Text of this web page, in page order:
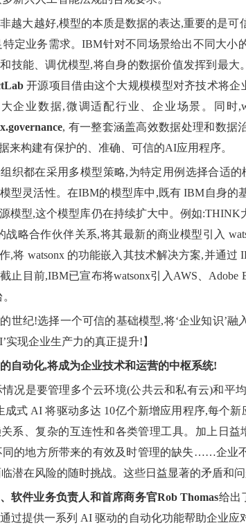
越大越好,模型的本质是数据的表达,重要的是可
定业务需求。IBM针对不同场景给出不同大小
技能、调优模型,将自身的数据价值发挥到最大
开源项目借由这个大规模模型对齐技术将企
企业数据,微调适配行业、企业场景。同时
, 有一整套涵盖高效数据处理和数据
来构建有保护的、准确、可信的AI应用程序。
织都在采用多模型策略,为特定用例选择合适
型灵活性。在IBM的模型库中,既有 IBM自身的
模型,这个模型库仍在持续扩大中。例如:THINK
战略合作伙伴关系,将其最新的商业模型引入
,将 watsonx 的功能嵌入其技术解决方案,并通过
止目前,IBM已宣布将watsonx引入AWS、Adobe
世纪!选择一个可信的基础模型,将‘企业知识’融
实现企业生产力的真正提升!】
自动化,将成为企业技术和运营的中枢系统!
况是要管理多个云环境(公共云和私有云)和平
成式 AI 将驱动多达 10亿个新增应用程序,每个
系、复杂的互连性和各类管理工具。加上日益
同的地方所带来的有效及时管理的缺失……企业
潜在风险的随时挑战。这些日益显著的矛盾和
软件业务负责人和首席商务官Rob Thomas给出
过提供一系列 AI 驱动的自动化功能帮助企业应